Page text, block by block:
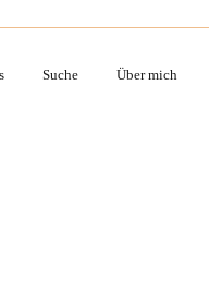
Suche Über mich